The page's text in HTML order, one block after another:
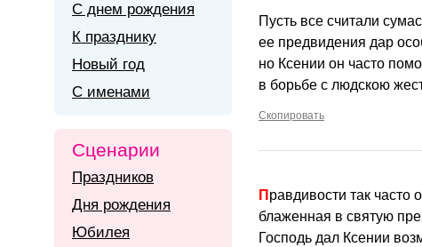
Пусть все считали
ее предвидения дар
но Ксении он часто
в борьбе с людскою
Скопировать
Правдивости так часто
блаженная в святую
Господь дал Ксении
С днем рождения
К празднику
Новый год
С именами
Сценарии
Праздников
Дня рождения
Юбилея